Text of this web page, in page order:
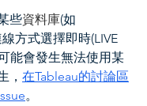
些資料庫(如
方式選擇即時(LIVE
能會發生無法使用某
， 在Tableau的討論區
。